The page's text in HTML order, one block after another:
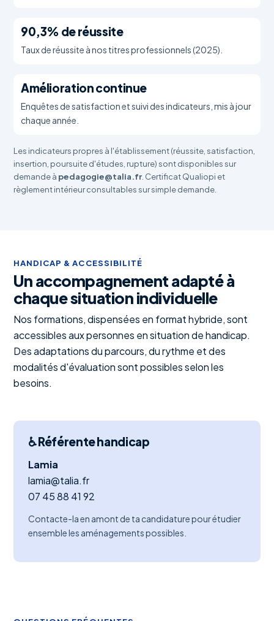
90,3% de réussite
Taux de réussite à nos titres professionnels (2025).
Amélioration continue
Enquêtes de satisfaction et suivi des indicateurs, mis à jour
chaque année.
Les indicateurs propres à l'établissement (réussite, satisfaction,
insertion, poursuite d'études, rupture) sont disponibles sur
demande à pedagogie@talia.fr . Certificat Qualiopi et
règlement intérieur consultables sur simple demande.
HANDICAP & ACCESSIBILITÉ
Un accompagnement adapté à
chaque situation individuelle
Nos formations, dispensées en format hybride, sont
accessibles aux personnes en situation de handicap.
Des adaptations du parcours, du rythme et des
modalités d'évaluation sont possibles selon les
besoins.
♿ Référente handicap
Lamia
lamia@talia.fr
07 45 88 41 92
Contacte-la en amont de ta candidature pour étudier
ensemble les aménagements possibles.